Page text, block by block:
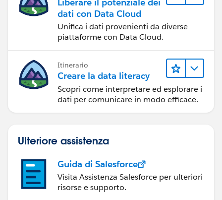
dati con Data Cloud
Unifica i dati provenienti da diverse
piattaforme con Data Cloud.
Itinerario
Creare la data literacy
Scopri come interpretare ed esplorare i
dati per comunicare in modo efficace.
Ulteriore assistenza
Guida di Salesforce
Visita Assistenza Salesforce per ulteriori
risorse e supporto.